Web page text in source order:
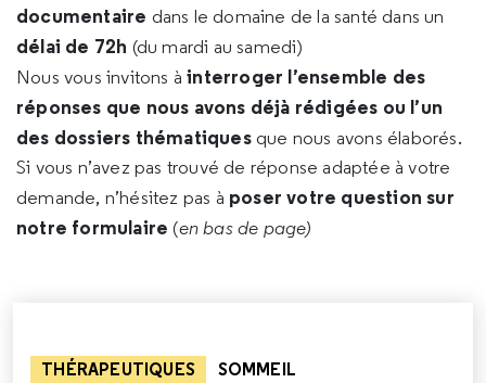
documentaire dans le domaine de la santé dans un
délai de 72h (du mardi au samedi)
Nous vous invitons àinterroger l’ensemble des
réponses que nous avons déjà rédigées ou l’un
des dossiers thématiques que nous avons élaborés.
Si vous n’avez pas trouvé de réponse adaptée à votre
demande, n’hésitez pas à poser votre question sur
notre formulaire (en bas de page)
THÉRAPEUTIQUES SOMMEIL